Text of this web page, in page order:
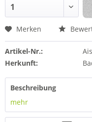
Merken
Artikel-Nr.:
Herkunft:
Beschreibung
mehr